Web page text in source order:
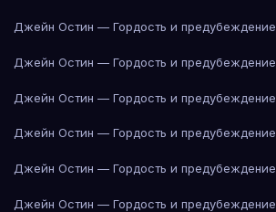
Джейн Остин — Гордость и предубеждение
Джейн Остин — Гордость и предубеждение
Джейн Остин — Гордость и предубеждение
Джейн Остин — Гордость и предубеждение
Джейн Остин — Гордость и предубеждение
Джейн Остин — Гордость и предубеждение